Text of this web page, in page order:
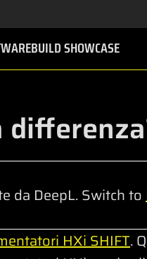
BUILD SHOWCASE
da DeepL. Switch to
HXi SHIFT.